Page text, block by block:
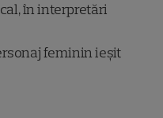
în interpretări
feminin ieșit